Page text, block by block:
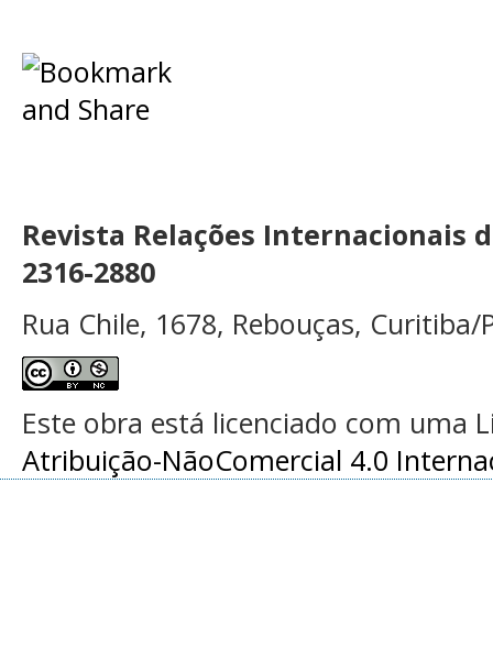
Revista Relações Internacionais
2316-2880
Rua Chile, 1678, Rebouças, Curitiba/
Este obra está licenciado com uma
Atribuição-NãoComercial 4.0